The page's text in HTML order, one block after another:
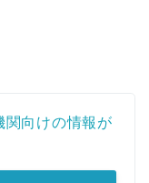
関向けの情報が